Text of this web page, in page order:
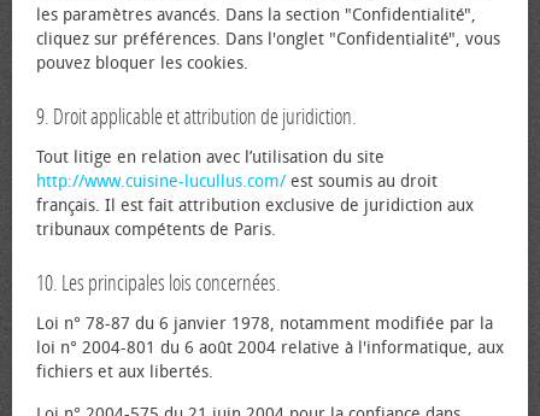
les paramètres avancés. Dans la section "Confidentialité",
cliquez sur préférences. Dans l'onglet "Confidentialité", vous
pouvez bloquer les cookies.
9. Droit applicable et attribution de juridiction.
Tout litige en relation avec l’utilisation du site
http://www.cuisine-lucullus.com/ est soumis au droit
français. Il est fait attribution exclusive de juridiction aux
tribunaux compétents de Paris.
10. Les principales lois concernées.
Loi n° 78-87 du 6 janvier 1978, notamment modifiée par la
loi n° 2004-801 du 6 août 2004 relative à l'informatique, aux
fichiers et aux libertés.